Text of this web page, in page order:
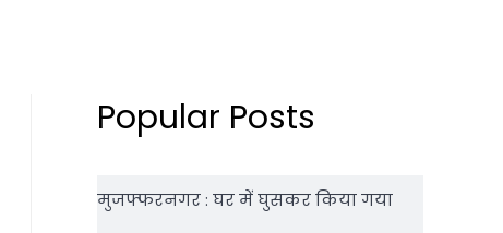
Popular Posts
मुजफ्फरनगर : घर में घुसकर किया गया